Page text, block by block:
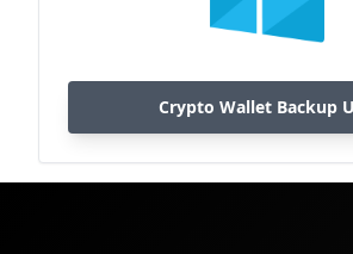
Crypto Wallet Backup